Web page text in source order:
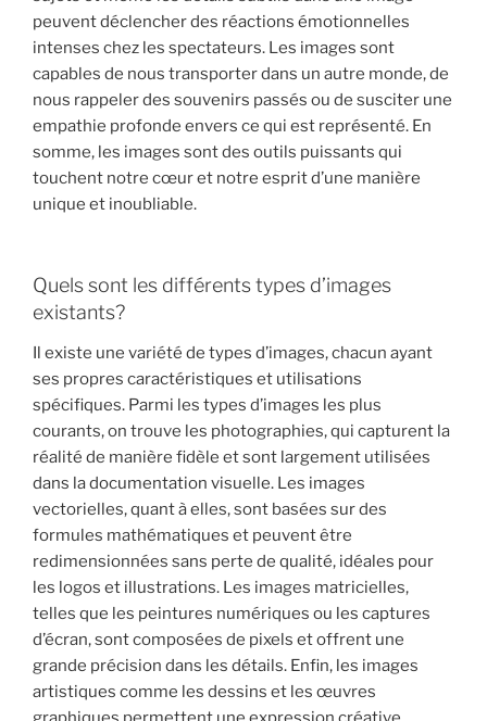
peuvent déclencher des réactions émotionnelles
intenses chez les spectateurs. Les images sont
capables de nous transporter dans un autre monde, de
nous rappeler des souvenirs passés ou de susciter une
empathie profonde envers ce qui est représenté. En
somme, les images sont des outils puissants qui
touchent notre cœur et notre esprit d’une manière
unique et inoubliable.
Quels sont les différents types d’images
existants?
Il existe une variété de types d’images, chacun ayant
ses propres caractéristiques et utilisations
spécifiques. Parmi les types d’images les plus
courants, on trouve les photographies, qui capturent la
réalité de manière fidèle et sont largement utilisées
dans la documentation visuelle. Les images
vectorielles, quant à elles, sont basées sur des
formules mathématiques et peuvent être
redimensionnées sans perte de qualité, idéales pour
les logos et illustrations. Les images matricielles,
telles que les peintures numériques ou les captures
d’écran, sont composées de pixels et offrent une
grande précision dans les détails. Enfin, les images
artistiques comme les dessins et les œuvres